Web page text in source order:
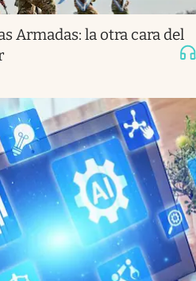
Armadas: la otra cara del